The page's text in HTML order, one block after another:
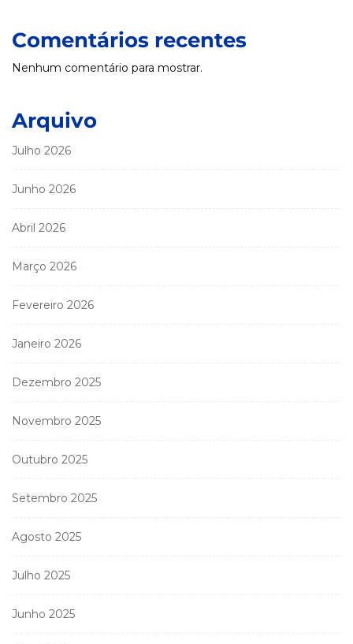
Comentários recentes
Nenhum comentário para mostrar.
Arquivo
Julho 2026
Junho 2026
Abril 2026
Março 2026
Fevereiro 2026
Janeiro 2026
Dezembro 2025
Novembro 2025
Outubro 2025
Setembro 2025
Agosto 2025
Julho 2025
Junho 2025